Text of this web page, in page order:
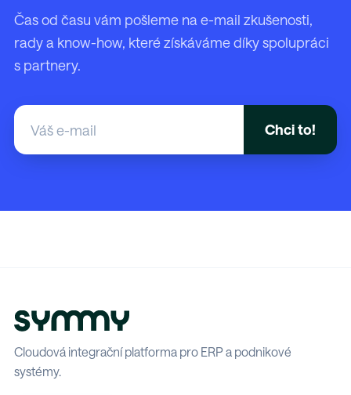
Čas od času vám pošleme na e-mail zkušenosti,
rady a know-how, které získáváme díky spolupráci
s partnery.
Cloudová integrační platforma pro ERP a podnikové
systémy.